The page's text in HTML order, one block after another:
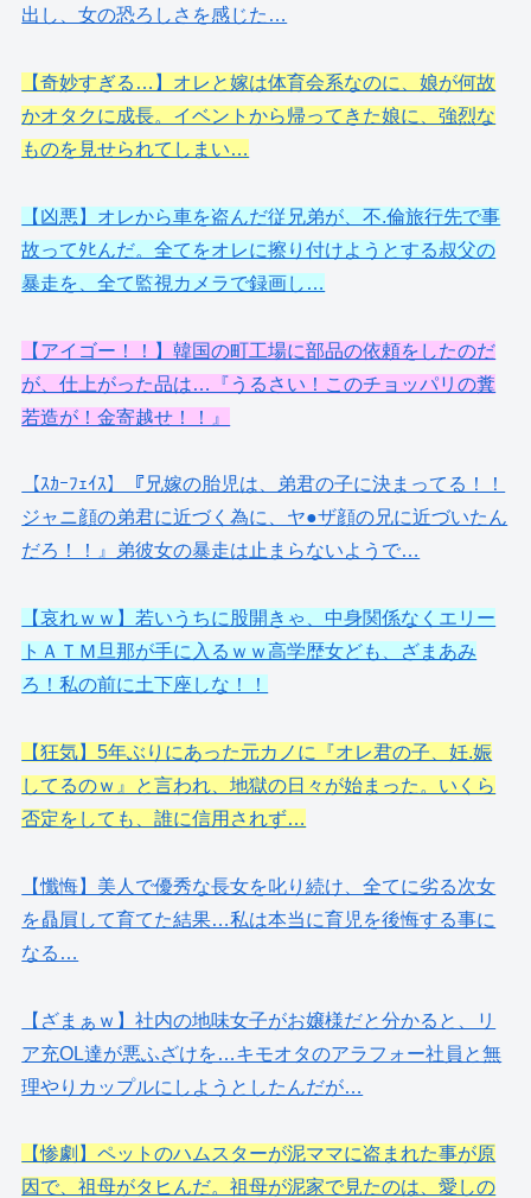
出し、女の恐ろしさを感じた…
【奇妙すぎる…】オレと嫁は体育会系なのに、娘が何故
かオタクに成長。イベントから帰ってきた娘に、強烈な
ものを見せられてしまい…
【凶悪】オレから車を盗んだ従兄弟が、不.倫旅行先で事
故ってﾀﾋんだ。全てをオレに擦り付けようとする叔父の
暴走を、全て監視カメラで録画し…
【アイゴー！！】韓国の町工場に部品の依頼をしたのだ
が、仕上がった品は…『うるさい！このチョッパリの糞
若造が！金寄越せ！！』
【ｽｶｰﾌｪｲｽ】『兄嫁の胎児は、弟君の子に決まってる！！
ジャニ顔の弟君に近づく為に、ヤ●ザ顔の兄に近づいたん
だろ！！』弟彼女の暴走は止まらないようで…
【哀れｗｗ】若いうちに股開きゃ、中身関係なくエリー
トＡＴＭ旦那が手に入るｗｗ高学歴女ども、ざまあみ
ろ！私の前に土下座しな！！
【狂気】5年ぶりにあった元カノに『オレ君の子、妊.娠
してるのｗ』と言われ、地獄の日々が始まった。いくら
否定をしても、誰に信用されず…
【懺悔】美人で優秀な長女を叱り続け、全てに劣る次女
を贔屓して育てた結果…私は本当に育児を後悔する事に
なる…
【ざまぁｗ】社内の地味女子がお嬢様だと分かると、リ
ア充OL達が悪ふざけを…キモオタのアラフォー社員と無
理やりカップルにしようとしたんだが…
【惨劇】ペットのハムスターが泥ママに盗まれた事が原
因で、祖母がタヒんだ。祖母が泥家で見たのは、愛しの